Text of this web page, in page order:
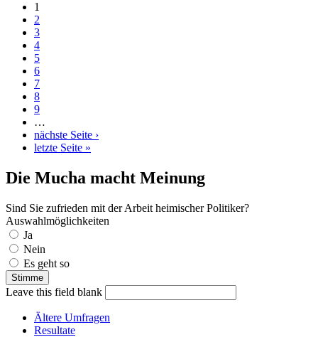
1
2
3
4
5
6
7
8
9
…
nächste Seite ›
letzte Seite »
Die Mucha macht Meinung
Sind Sie zufrieden mit der Arbeit heimischer Politiker?
Auswahlmöglichkeiten
Ja
Nein
Es geht so
Leave this field blank
Ältere Umfragen
Resultate